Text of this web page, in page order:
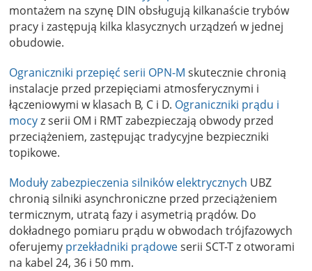
montażem na szynę DIN obsługują kilkanaście trybów
pracy i zastępują kilka klasycznych urządzeń w jednej
obudowie.
Ograniczniki przepięć serii OPN-M skutecznie chronią
instalacje przed przepięciami atmosferycznymi i
łączeniowymi w klasach B, C i D. Ograniczniki prądu i
mocyz serii OM i RMT zabezpieczają obwody przed
przeciążeniem, zastępując tradycyjne bezpieczniki
topikowe.
Moduły zabezpieczenia silników elektrycznych UBZ
chronią silniki asynchroniczne przed przeciążeniem
termicznym, utratą fazy i asymetrią prądów. Do
dokładnego pomiaru prądu w obwodach trójfazowych
oferujemy przekładniki prądoweserii SCT-T z otworami
na kabel 24, 36 i 50 mm.